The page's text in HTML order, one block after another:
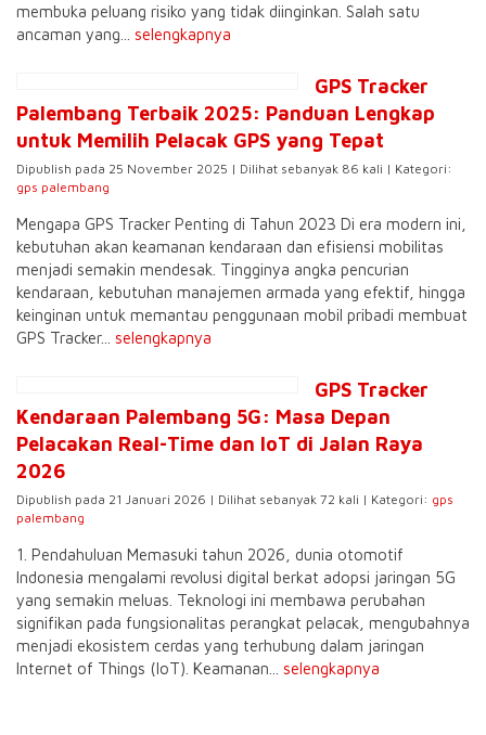
membuka peluang risiko yang tidak diinginkan. Salah satu
ancaman yang... selengkapnya
GPS Tracker
Palembang Terbaik 2025: Panduan Lengkap
untuk Memilih Pelacak GPS yang Tepat
Dipublish pada 25 November 2025 | Dilihat sebanyak 86 kali | Kategori:
gps palembang
Mengapa GPS Tracker Penting di Tahun 2023 Di era modern ini,
kebutuhan akan keamanan kendaraan dan efisiensi mobilitas
menjadi semakin mendesak. Tingginya angka pencurian
kendaraan, kebutuhan manajemen armada yang efektif, hingga
keinginan untuk memantau penggunaan mobil pribadi membuat
GPS Tracker... selengkapnya
GPS Tracker
Kendaraan Palembang 5G: Masa Depan
Pelacakan Real-Time dan IoT di Jalan Raya
2026
Dipublish pada 21 Januari 2026 | Dilihat sebanyak 72 kali | Kategori: gps
palembang
1. Pendahuluan Memasuki tahun 2026, dunia otomotif
Indonesia mengalami revolusi digital berkat adopsi jaringan 5G
yang semakin meluas. Teknologi ini membawa perubahan
signifikan pada fungsionalitas perangkat pelacak, mengubahnya
menjadi ekosistem cerdas yang terhubung dalam jaringan
Internet of Things (IoT). Keamanan... selengkapnya